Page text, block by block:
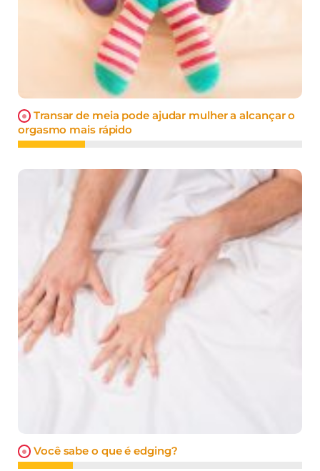
Transar de meia pode ajudar mulher a alcançar o
orgasmo mais rápido
Você sabe o que é edging?